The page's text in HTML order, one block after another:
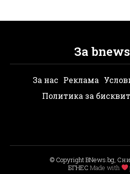
За
За нас Реклама
Политика за
© Copyright BNews.bg,
БГНЕС Мade with